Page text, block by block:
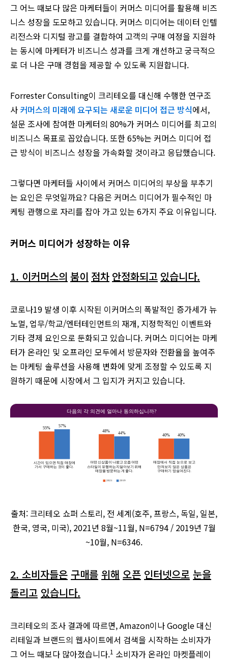
그 어느 때보다 많은 마케터들이 커머스 미디어를 활용해 비즈
니스 성장을 도모하고 있습니다. 커머스 미디어는 데이터 인텔
리전스와 디지털 광고를 결합하여 고객의 구매 여정을 지원하
는 동시에 마케터가 비즈니스 성과를 크게 개선하고 궁극적으
로 더 나은 구매 경험을 제공할 수 있도록 지원합니다.
Forrester Consulting이 크리테오를 대신해 수행한 연구조
사 커머스의 미래에 요구되는 새로운 미디어 접근 방식에서,
설문 조사에 참여한 마케터의 80%가 커머스 미디어를 최고의
비즈니스 목표로 꼽았습니다. 또한 65%는 커머스 미디어 접
근 방식이 비즈니스 성장을 가속화할 것이라고 응답했습니다.
그렇다면 마케터들 사이에서 커머스 미디어의 부상을 부추기
는 요인은 무엇일까요? 다음은 커머스 미디어가 필수적인 마
케팅 관행으로 자리를 잡아 가고 있는 6가지 주요 이유입니다.
커머스 미디어가 성장하는 이유
1. 이커머스의 붐이 점차 안정화되고 있습니다.
코로나19 발생 이후 시작된 이커머스의 폭발적인 증가세가 뉴
노멀, 업무/학교/엔터테인먼트의 재개, 지정학적인 이벤트와
기타 경제 요인으로 둔화되고 있습니다. 커머스 미디어는 마케
터가 온라인 및 오프라인 모두에서 방문자와 전환율을 높여주
는 마케팅 솔루션을 사용해 변화에 맞게 조정할 수 있도록 지
원하기 때문에 시장에서 그 입지가 커지고 있습니다.
출처: 크리테오 쇼퍼 스토리, 전 세계(호주, 프랑스, 독일, 일본,
한국, 영국, 미국), 2021년 8월~11월, N=6794 / 2019년 7월
~10월, N=6346.
2. 소비자들은 구매를 위해 오픈 인터넷으로 눈을
돌리고 있습니다.
크리테오의 조사 결과에 따르면, Amazon이나 Google 대신
리테일과 브랜드의 웹사이트에서 검색을 시작하는 소비자가
그 어느 때보다 많아졌습니다.1 소비자가 온라인 마켓플레이